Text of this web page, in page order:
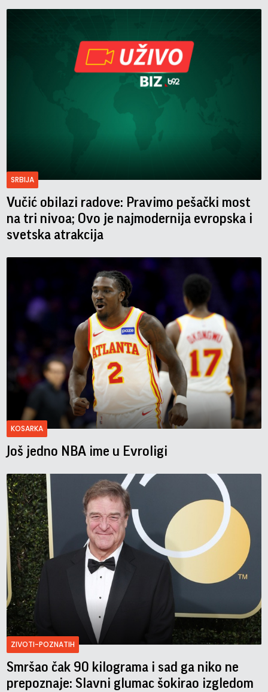
SRBIJA
Vučić obilazi radove: Pravimo pešački most
na tri nivoa; Ovo je najmodernija evropska i
svetska atrakcija
KOSARKA
Još jedno NBA ime u Evroligi
ZIVOTI-POZNATIH
Smršao čak 90 kilograma i sad ga niko ne
prepoznaje: Slavni glumac šokirao izgledom